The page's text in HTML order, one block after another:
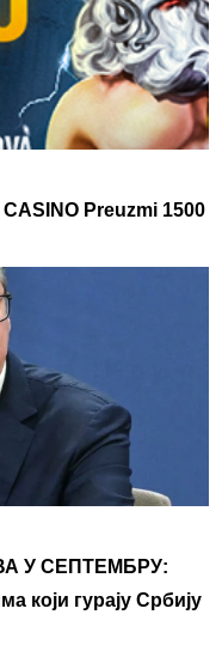
Preuzmi 1500
У СЕПТЕМБРУ:
који гурају Србију